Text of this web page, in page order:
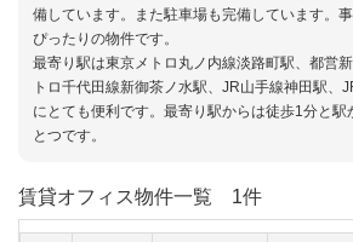
備しています。また駐車場も完備しています。
ぴったりの物件です。
最寄り駅は東京メトロ丸ノ内線淡路町駅、都営
トロ千代田線新御茶ノ水駅、JR山手線神田駅、
にとても便利です。最寄り駅からは徒歩1分と駅
とつです。
賃貸オフィス物件一覧 1件